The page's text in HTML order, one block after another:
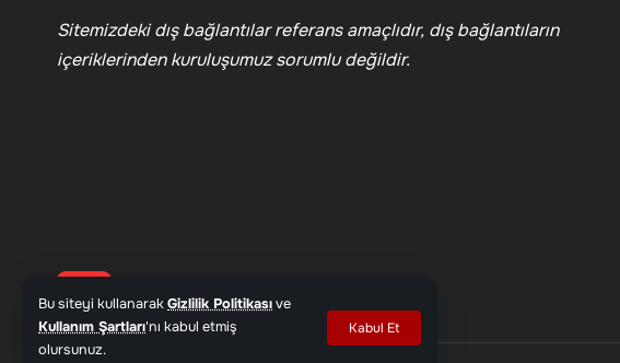
Bu siteyi kullanarakGizlilik Politikasıve
Kullanım Şartları'nı kabul etmiş
olursunuz.
Kabul Et
Sitemizdeki dış bağlantılar referans amaçlıdır, dış bağlantıların
içeriklerinden kuruluşumuz sorumlu değildir.